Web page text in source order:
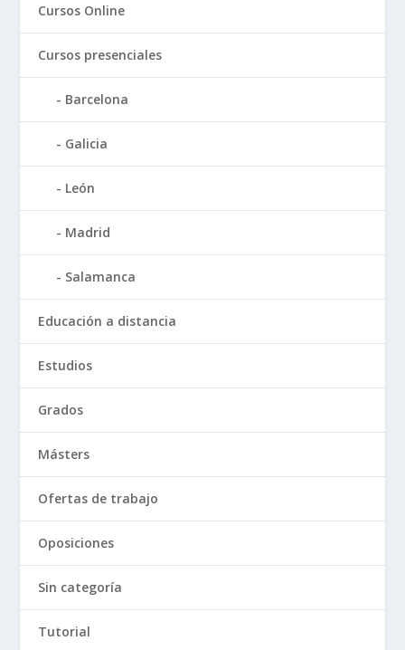
Cursos Online
Cursos presenciales
Barcelona
Galicia
León
Madrid
Salamanca
Educación a distancia
Estudios
Grados
Másters
Ofertas de trabajo
Oposiciones
Sin categoría
Tutorial